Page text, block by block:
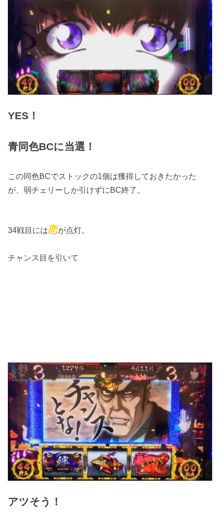
YES！
青同色BCに当選！
この同色BCでストックの1個は獲得しておきたかった
が、弱チェリーしか引けずにBC終了。
34戦目には恋が点灯。
チャンス目を引いて
アツそう！